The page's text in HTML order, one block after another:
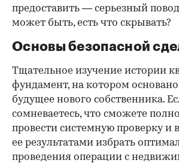
предоставить — серьезный
может быть, есть что скрывать?
Основы безопасной
Тщательное изучение истории
фундамент, на котором основано
будущее нового собственника.
сомневаетесь, что сможете
провести системную проверку и
ее результатами избрать
проведения операции с